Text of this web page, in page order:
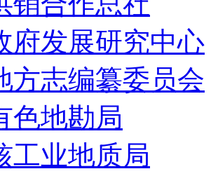
府发展研究中心
方志编纂委员会
色地勘局
工业地质局